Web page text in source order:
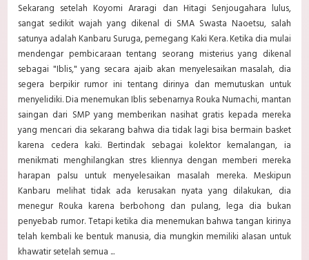
Sekarang setelah Koyomi Araragi dan Hitagi Senjougahara lulus,
sangat sedikit wajah yang dikenal di SMA Swasta Naoetsu, salah
satunya adalah Kanbaru Suruga, pemegang Kaki Kera. Ketika dia mulai
mendengar pembicaraan tentang seorang misterius yang dikenal
sebagai "Iblis," yang secara ajaib akan menyelesaikan masalah, dia
segera berpikir rumor ini tentang dirinya dan memutuskan untuk
menyelidiki. Dia menemukan Iblis sebenarnya Rouka Numachi, mantan
saingan dari SMP yang memberikan nasihat gratis kepada mereka
yang mencari dia sekarang bahwa dia tidak lagi bisa bermain basket
karena cedera kaki. Bertindak sebagai kolektor kemalangan, ia
menikmati menghilangkan stres kliennya dengan memberi mereka
harapan palsu untuk menyelesaikan masalah mereka. Meskipun
Kanbaru melihat tidak ada kerusakan nyata yang dilakukan, dia
menegur Rouka karena berbohong dan pulang, lega dia bukan
penyebab rumor. Tetapi ketika dia menemukan bahwa tangan kirinya
telah kembali ke bentuk manusia, dia mungkin memiliki alasan untuk
khawatir setelah semua ...